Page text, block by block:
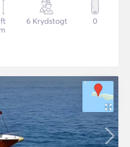
ft
6 Krydstogt 0